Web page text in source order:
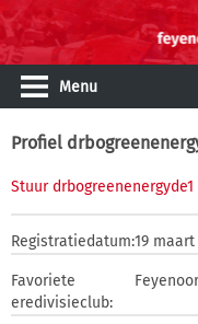
Menu
Profiel
Stuur
Registratiedatum:19 maart
Favoriete
eredivisieclub: